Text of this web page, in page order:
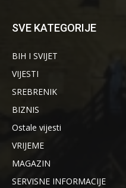
SVE KATEGORIJE
BIH I SVIJET
VIJESTI
SREBRENIK
BIZNIS
Ostale vijesti
VRIJEME
MAGAZIN
SERVISNE INFORMACIJE